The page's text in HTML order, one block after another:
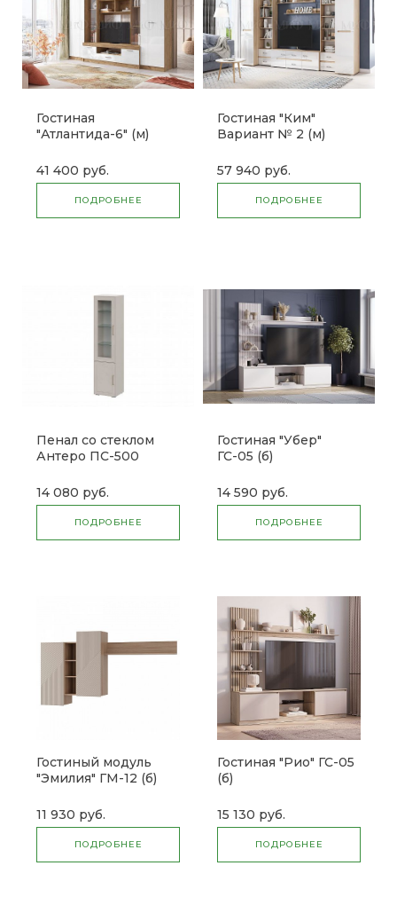
Гостиная
"Атлантида-6" (м)
41 400 руб.
ПОДРОБНЕЕ
Гостиная "Ким"
Вариант № 2 (м)
57 940 руб.
ПОДРОБНЕЕ
Пенал со стеклом
Антеро ПС-500
14 080 руб.
ПОДРОБНЕЕ
Гостиная "Убер"
ГС-05 (б)
14 590 руб.
ПОДРОБНЕЕ
Гостиный модуль
"Эмилия" ГМ-12 (б)
11 930 руб.
ПОДРОБНЕЕ
Гостиная "Рио" ГС-05
(б)
15 130 руб.
ПОДРОБНЕЕ